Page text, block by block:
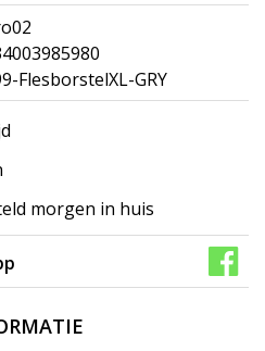
FlesborstelXL-GRY
morgen in huis